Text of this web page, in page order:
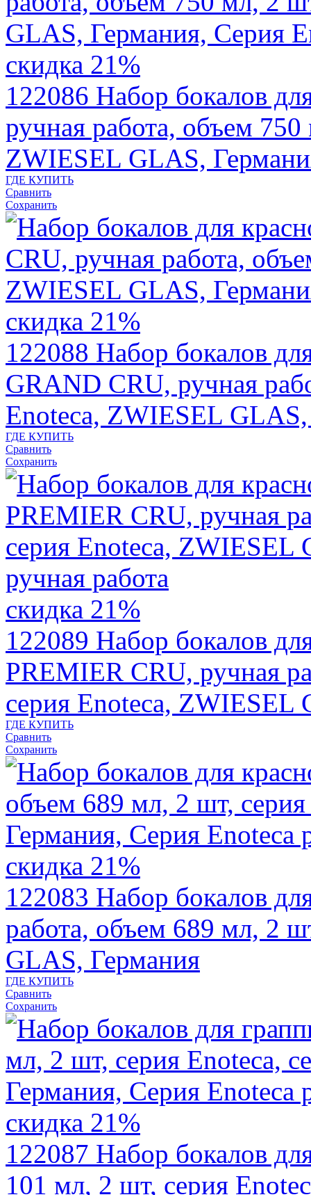
скидка 21%
122086 Набор бокалов
ручная работа, объем
ZWIESEL GLAS,
ГДЕ КУПИТЬ
Сравнить
Сохранить
скидка 21%
122088 Набор бокалов
GRAND CRU, ручная
Enoteca, ZWIESEL
ГДЕ КУПИТЬ
Сравнить
Сохранить
скидка 21%
122089 Набор бокалов
PREMIER CRU, ручная
серия Enoteca, ZWIESEL
ГДЕ КУПИТЬ
Сравнить
Сохранить
скидка 21%
122083 Набор бокалов
работа, объем 689 мл, 2
GLAS, Германия
ГДЕ КУПИТЬ
Сравнить
Сохранить
скидка 21%
122087 Набор бокалов
101 мл, 2 шт, серия